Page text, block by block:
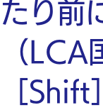
たり前
（LCA
［